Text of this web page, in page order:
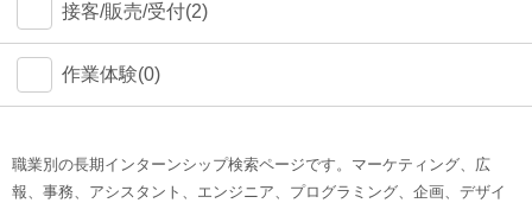
接客/販売/受付(2)
作業体験(0)
職業別の長期インターンシップ検索ページです。マーケティング、広
報、事務、アシスタント、エンジニア、プログラミング、企画、デザイ